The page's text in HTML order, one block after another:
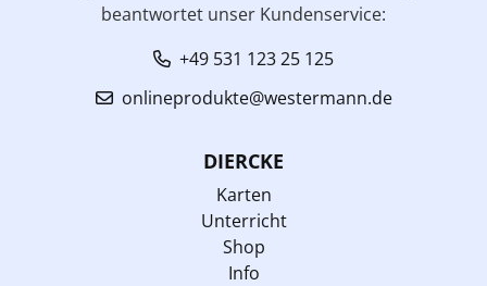
beantwortet unser Kundenservice:
+49 531 123 25 125
onlineprodukte@westermann.de
DIERCKE
Karten
Unterricht
Shop
Info